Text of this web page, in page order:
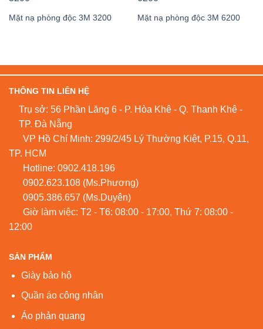
Mặt nạ phòng độc 3M 3200 Mặt nạ phòng độc 3M 6200
THÔNG TIN LIÊN HỆ
Trụ sở: 56 Phần Lăng 6 - P. Hòa Khê - Q. Thanh Khê -
TP. Đà Nẵng
VP Hồ Chí Minh: 299/2/45 Lý Thường Kiệt, P.15, Q.11,
TP. HCM
Hotline: 0902.418.196
0902.623.108 (Ms.Phương)
0905.386.657 (Ms.Duyên)
Giờ làm việc: T2 - T6: 08:00 - 17:00, Thứ 7: 08:00 -
12:00
SẢN PHẨM
Giày bảo hộ
Quần áo công nhân
Áo phản quang